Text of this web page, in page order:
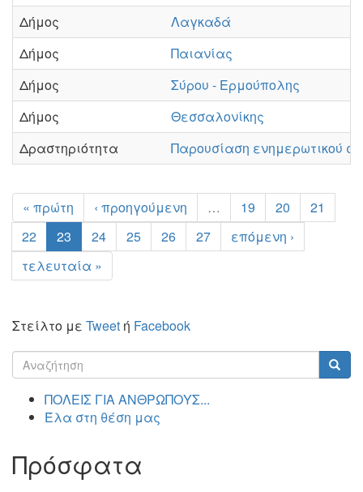
Δήμος
Λαγκαδά
Δήμος
Παιανίας
Δήμος
Σύρου - Ερμούπολης
Δήμος
Θεσσαλονίκης
Δραστηριότητα
Παρουσίαση ενημερωτικού
« πρώτη ‹ προηγούμενη … 19 20
21
22
23 24 25 26 27
επόμενη ›
τελευταία »
Στείλτο με Tweet ή Facebook
Φόρμα
αναζήτησης
ΠΟΛΕΙΣ ΓΙΑ ΑΝΘΡΩΠΟΥΣ...
Έλα στη θέση μας
Πρόσφατα